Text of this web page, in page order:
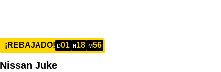
¡REBAJADO! D01 H18 M56
Nissan Juke